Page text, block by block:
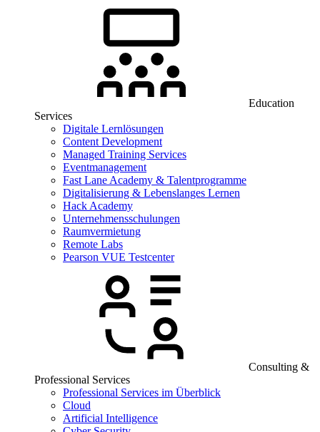
Education
Services
Digitale Lernlösungen
Content Development
Managed Training Services
Eventmanagement
Fast Lane Academy & Talentprogramme
Digitalisierung & Lebenslanges Lernen
Hack Academy
Unternehmensschulungen
Raumvermietung
Remote Labs
Pearson VUE Testcenter
Consulting &
Professional Services
Professional Services im Überblick
Cloud
Artificial Intelligence